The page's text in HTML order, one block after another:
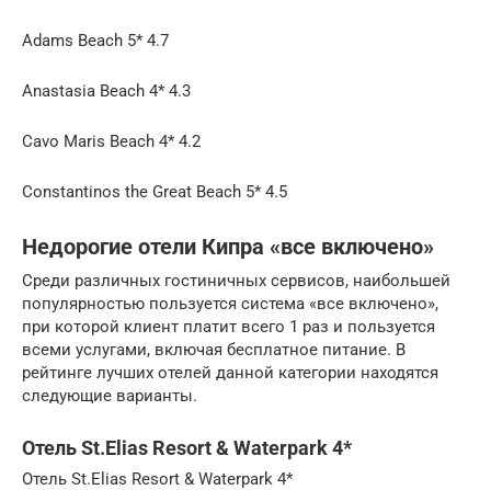
Adams Beach 5* 4.7
Anastasia Beach 4* 4.3
Cavo Maris Beach 4* 4.2
Constantinos the Great Beach 5* 4.5
Недорогие отели Кипра «все включено»
Среди различных гостиничных сервисов, наибольшей
популярностью пользуется система «все включено»,
при которой клиент платит всего 1 раз и пользуется
всеми услугами, включая бесплатное питание. В
рейтинге лучших отелей данной категории находятся
следующие варианты.
Отель St.Elias Resort & Waterpark 4*
Отель St.Elias Resort & Waterpark 4*